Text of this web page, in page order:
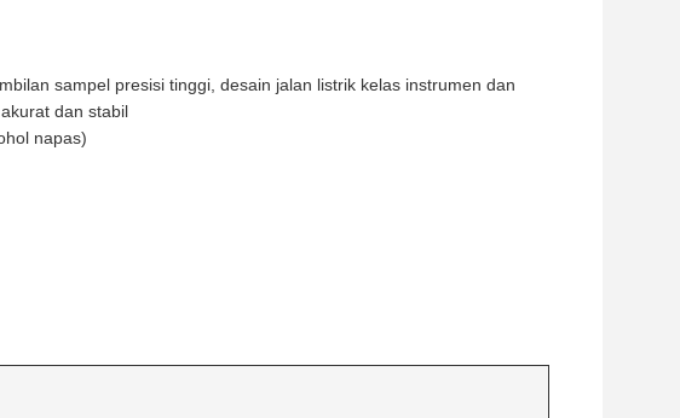
sampel presisi tinggi, desain jalan listrik kelas instrumen dan
dan stabil
napas)